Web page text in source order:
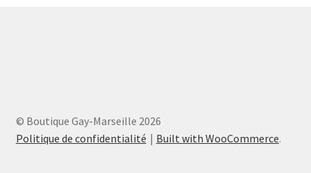
© Boutique Gay-Marseille 2026
Politique de confidentialité
Built with WooCommerce.